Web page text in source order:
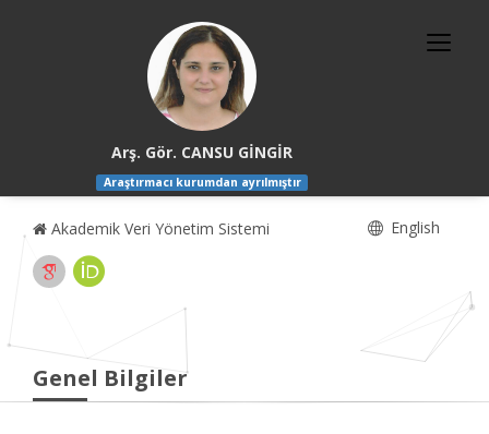
Arş. Gör. CANSU GİNGİR
Araştırmacı kurumdan ayrılmıştır
Akademik Veri Yönetim Sistemi English
Genel Bilgiler